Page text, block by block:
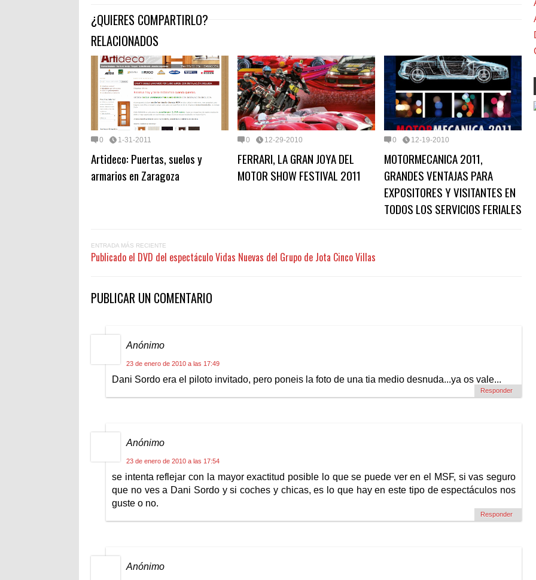
¿QUIERES COMPARTIRLO?
RELACIONADOS
0 1-31-2011
Artideco: Puertas, suelos y
armarios en Zaragoza
0 12-29-2010
FERRARI, LA GRAN JOYA DEL
MOTOR SHOW FESTIVAL 2011
0 12-19-2010
MOTORMECANICA 2011,
GRANDES VENTAJAS PARA
EXPOSITORES Y VISITANTES EN
TODOS LOS SERVICIOS FERIALES
ENTRADA MÁS RECIENTE
Publicado el DVD del espectáculo Vidas Nuevas del Grupo de Jota Cinco Villas
PUBLICAR UN COMENTARIO
Anónimo
23 de enero de 2010 a las 17:49
Dani Sordo era el piloto invitado, pero poneis la foto de una tia medio desnuda...ya os vale...
Responder
Anónimo
23 de enero de 2010 a las 17:54
se intenta reflejar con la mayor exactitud posible lo que se puede ver en el MSF, si vas seguro
que no ves a Dani Sordo y si coches y chicas, es lo que hay en este tipo de espectáculos nos
guste o no.
Responder
Anónimo